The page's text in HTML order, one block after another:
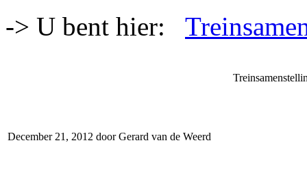
-> U bent hier:
December 21, 2012 door Gerard van de Weerd